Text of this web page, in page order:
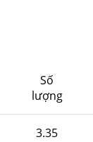
Số
lượng
3.35